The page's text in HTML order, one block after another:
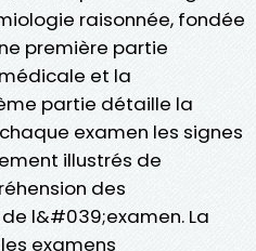
raisonnée, fondée
première partie
et la
partie détaille la
examen les signes
illustrés de
des
l&#039;examen. La
examens